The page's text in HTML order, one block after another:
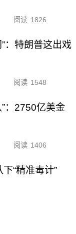
阅读 1826
：特朗普这出戏
阅读 1548
：2750亿美金
阅读 1406
“精准毒计”